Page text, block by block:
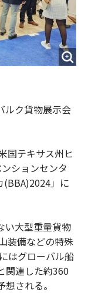
ルク貨物展示会
国テキサス州ヒ
ションセンタ
(BBA)2024」に
い大型重量貨物
装備などの特殊
はグローバル船
関連した約360
される。